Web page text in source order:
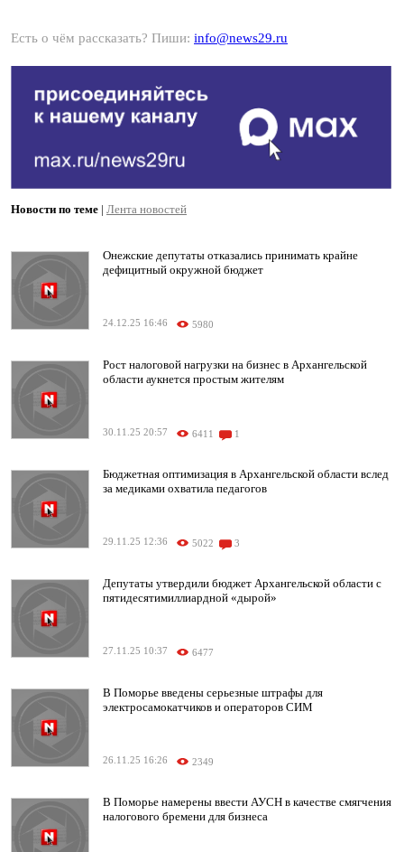
Есть о чём рассказать? Пиши: info@news29.ru
Новости по теме | Лента новостей
Онежские депутаты отказались принимать крайне
дефицитный окружной бюджет
24.12.25 16:46 5980
Рост налоговой нагрузки на бизнес в Архангельской
области аукнется простым жителям
30.11.25 20:57 6411 1
Бюджетная оптимизация в Архангельской области вслед
за медиками охватила педагогов
29.11.25 12:36 5022 3
Депутаты утвердили бюджет Архангельской области с
пятидесятимиллиардной «дырой»
27.11.25 10:37 6477
В Поморье введены серьезные штрафы для
электросамокатчиков и операторов СИМ
26.11.25 16:26 2349
В Поморье намерены ввести АУСН в качестве смягчения
налогового бремени для бизнеса